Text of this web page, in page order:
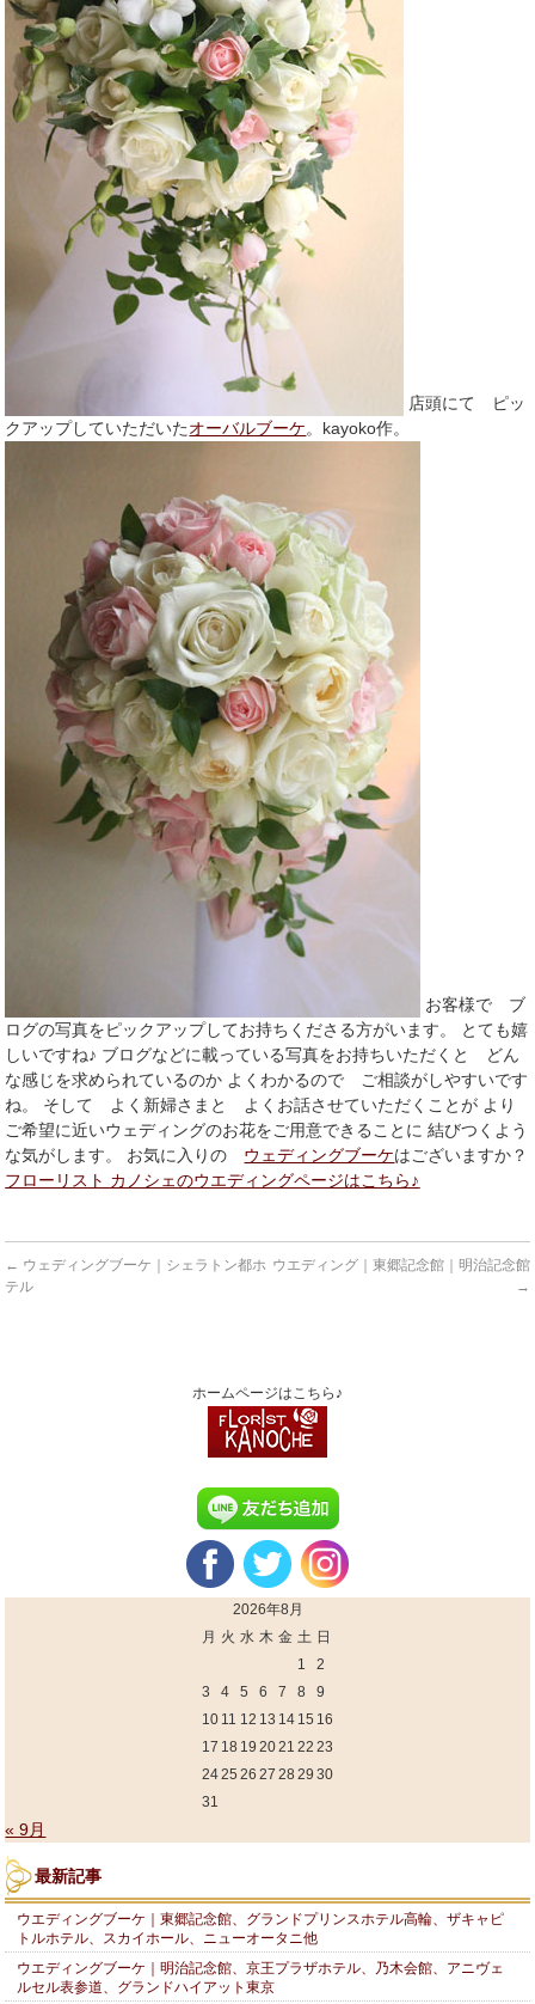
店頭にて ピッ
クアップしていただいたオーバルブーケ。kayoko作。
お客様で ブ
ログの写真をピックアップしてお持ちくださる方がいます。 とても嬉
しいですね♪ ブログなどに載っている写真をお持ちいただくと どん
な感じを求められているのか よくわかるので ご相談がしやすいです
ね。 そして よく新婦さまと よくお話させていただくことが より
ご希望に近いウェディングのお花をご用意できることに 結びつくよう
な気がします。 お気に入りの ウェディングブーケはございますか？
フローリスト カノシェのウエディングページはこちら♪
← ウェディングブーケ｜シェラトン都ホ
テル
ウエディング｜東郷記念館｜明治記念館
→
ホームページはこちら♪
2026年8月
月 火 水 木 金 土 日
1
2
3
4 5 6 7 8
9
10 11 12 13 14 15 16
17 18 19 2021 22 23
2425 26 27 28 29 30
31
« 9月
最新記事
ウエディングブーケ｜東郷記念館、グランドプリンスホテル高輪、ザキャピ
トルホテル、スカイホール、ニューオータニ他
ウエディングブーケ｜明治記念館、京王プラザホテル、乃木会館、アニヴェ
ルセル表参道、グランドハイアット東京